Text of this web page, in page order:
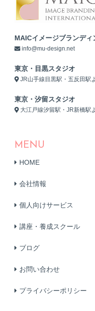
MAICイメージブランデ
info@mu-design.net
東京・目黒スタジオ
JR山手線目黒駅・五反田駅
東京・汐留スタジオ
大江戸線汐留駅・JR新橋駅
MENU
HOME
会社情報
個人向けサービス
講座・養成スクール
ブログ
お問い合わせ
プライバシーポリシー